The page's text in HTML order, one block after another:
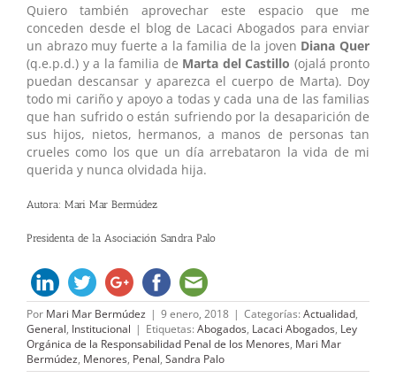
Quiero también aprovechar este espacio que me
conceden desde el blog de Lacaci Abogados para enviar
un abrazo muy fuerte a la familia de la joven Diana Quer
(q.e.p.d.) y a la familia de Marta del Castillo (ojalá pronto
puedan descansar y aparezca el cuerpo de Marta). Doy
todo mi cariño y apoyo a todas y cada una de las familias
que han sufrido o están sufriendo por la desaparición de
sus hijos, nietos, hermanos, a manos de personas tan
crueles como los que un día arrebataron la vida de mi
querida y nunca olvidada hija.
Autora: Mari Mar Bermúdez
Presidenta de la Asociación Sandra Palo
Por Mari Mar Bermúdez | 9 enero, 2018 | Categorías: Actualidad,
General, Institucional | Etiquetas: Abogados, Lacaci Abogados, Ley
Orgánica de la Responsabilidad Penal de los Menores, Mari Mar
Bermúdez, Menores, Penal, Sandra Palo